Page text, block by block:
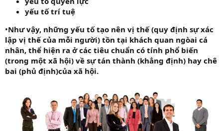
yếu tố trí tuệ
•Như vậy, những yếu tố tạo nên vị thế (quy định sự xác
lập vị thế của mỗi người) tồn tại khách quan ngòai cá
nhân, thể hiện ra ở các tiêu chuẩn có tính phổ biến
(trong một xã hội) về sự tán thành (khẳng định) hay chê
bai (phủ định)của xã hội.